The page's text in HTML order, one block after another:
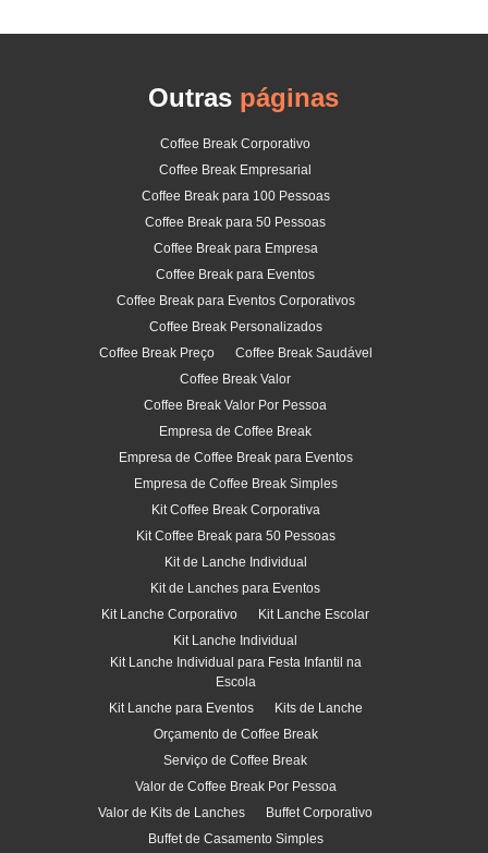
Outras páginas
Coffee Break Corporativo
Coffee Break Empresarial
Coffee Break para 100 Pessoas
Coffee Break para 50 Pessoas
Coffee Break para Empresa
Coffee Break para Eventos
Coffee Break para Eventos Corporativos
Coffee Break Personalizados
Coffee Break Preço
Coffee Break Saudável
Coffee Break Valor
Coffee Break Valor Por Pessoa
Empresa de Coffee Break
Empresa de Coffee Break para Eventos
Empresa de Coffee Break Simples
Kit Coffee Break Corporativa
Kit Coffee Break para 50 Pessoas
Kit de Lanche Individual
Kit de Lanches para Eventos
Kit Lanche Corporativo
Kit Lanche Escolar
Kit Lanche Individual
Kit Lanche Individual para Festa Infantil na
Escola
Kit Lanche para Eventos
Kits de Lanche
Orçamento de Coffee Break
Serviço de Coffee Break
Valor de Coffee Break Por Pessoa
Valor de Kits de Lanches
Buffet Corporativo
Buffet de Casamento Simples